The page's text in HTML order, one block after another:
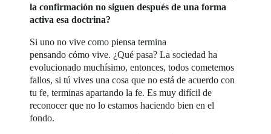
la confirmación no siguen después de una forma
activa esa doctrina?
Si uno no vive como piensa termina
pensando cómo vive. ¿Qué pasa? La sociedad ha
evolucionado muchísimo, entonces, todos cometemos
fallos, si tú vives una cosa que no está de acuerdo con
tu fe, terminas apartando la fe. Es muy difícil de
reconocer que no lo estamos haciendo bien en el
fondo.